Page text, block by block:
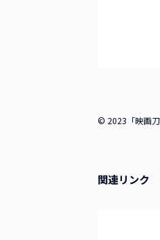
© 2023「映画刀
関連リンク